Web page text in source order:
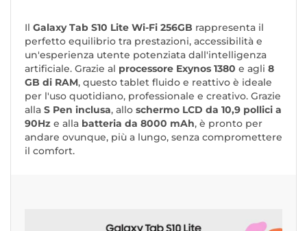
Il Galaxy Tab S10 Lite Wi-Fi 256GB rappresenta il
perfetto equilibrio tra prestazioni, accessibilità e
un'esperienza utente potenziata dall'intelligenza
artificiale. Grazie al processore Exynos 1380 e agli 8
GB di RAM, questo tablet fluido e reattivo è ideale
per l'uso quotidiano, professionale e creativo. Grazie
alla S Pen inclusa, allo schermo LCD da 10,9 pollici a
90Hz e alla batteria da 8000 mAh, è pronto per
andare ovunque, più a lungo, senza compromettere
il comfort.